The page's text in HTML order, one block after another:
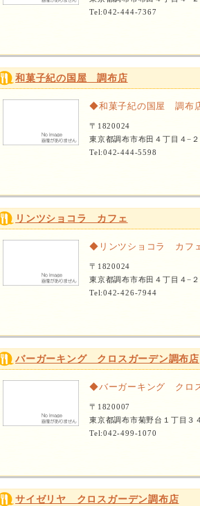
Tel:042-444-7367
和菓子紀の国屋 調布店
◆和菓子紀の国屋 調布
〒1820024
東京都調布市布田４丁目４−２
Tel:042-444-5598
リンツショコラ カフェ
◆リンツショコラ カフ
〒1820024
東京都調布市布田４丁目４−２
Tel:042-426-7944
バーガーキング クロスガーデン調布店
◆バーガーキング クロ
〒1820007
東京都調布市菊野台１丁目３
Tel:042-499-1070
サイゼリヤ クロスガーデン調布店